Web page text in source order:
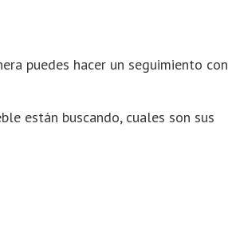
puedes hacer un seguimiento con
están buscando, cuales son sus